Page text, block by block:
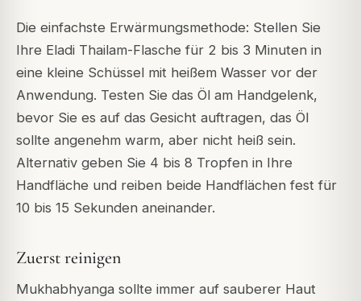
Die einfachste Erwärmungsmethode: Stellen Sie
Ihre Eladi Thailam-Flasche für 2 bis 3 Minuten in
eine kleine Schüssel mit heißem Wasser vor der
Anwendung. Testen Sie das Öl am Handgelenk,
bevor Sie es auf das Gesicht auftragen, das Öl
sollte angenehm warm, aber nicht heiß sein.
Alternativ geben Sie 4 bis 8 Tropfen in Ihre
Handfläche und reiben beide Handflächen fest für
10 bis 15 Sekunden aneinander.
Zuerst reinigen
Mukhabhyanga sollte immer auf sauberer Haut